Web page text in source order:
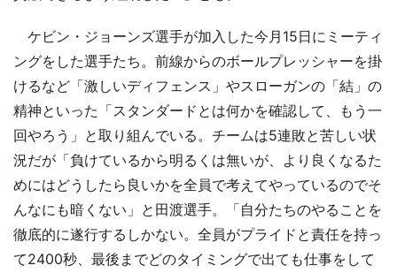
ケビン・ジョーンズ選手が加入した今月15日にミーティ
ングをした選手たち。前線からのボールプレッシャーを掛
けるなど「激しいディフェンス」やスローガンの「結」の
精神といった「スタンダードとは何かを確認して、もう一
回やろう」と取り組んでいる。チームは5連敗と苦しい状
況だが「負けているから明るくは無いが、より良くなるた
めにはどうしたら良いかを全員で考えてやっているのでそ
んなにも暗くない」と田渡選手。「自分たちのやることを
徹底的に遂行するしかない。全員がプライドと責任を持っ
て2400秒、最後までどのタイミングで出ても仕事をして